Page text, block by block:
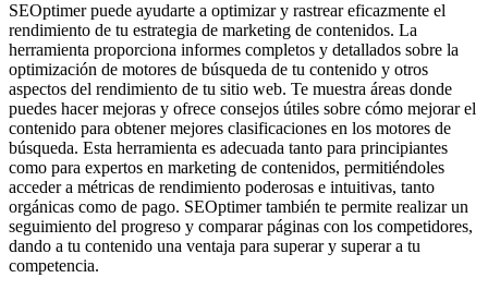
SEOptimer puede ayudarte a optimizar y rastrear eficazmente el
rendimiento de tu estrategia de marketing de contenidos. La
herramienta proporciona informes completos y detallados sobre la
optimización de motores de búsqueda de tu contenido y otros
aspectos del rendimiento de tu sitio web. Te muestra áreas donde
puedes hacer mejoras y ofrece consejos útiles sobre cómo mejorar el
contenido para obtener mejores clasificaciones en los motores de
búsqueda. Esta herramienta es adecuada tanto para principiantes
como para expertos en marketing de contenidos, permitiéndoles
acceder a métricas de rendimiento poderosas e intuitivas, tanto
orgánicas como de pago. SEOptimer también te permite realizar un
seguimiento del progreso y comparar páginas con los competidores,
dando a tu contenido una ventaja para superar y superar a tu
competencia.